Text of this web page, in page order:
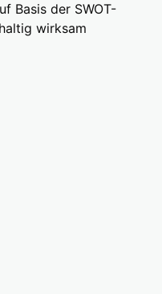
Basis der SWOT-
wirksam